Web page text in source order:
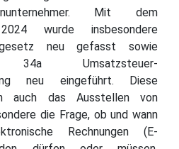
Mit dem
wurde insbesondere
neu gefasst sowie
Umsatzsteuer-
neu eingeführt. Diese
auch das Ausstellen von
die Frage, ob und wann
Rechnungen (E-